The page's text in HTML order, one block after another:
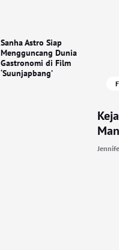
Sanha Astro Siap
Mengguncang Dunia
Gastronomi di Film
‘Suunjapbang’